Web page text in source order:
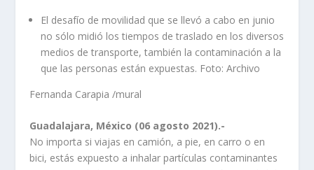
El desafío de movilidad que se llevó a cabo en junio
no sólo midió los tiempos de traslado en los diversos
medios de transporte, también la contaminación a la
que las personas están expuestas. Foto: Archivo
Fernanda Carapia /mural
Guadalajara, México (06 agosto 2021).-
No importa si viajas en camión, a pie, en carro o en
bici, estás expuesto a inhalar partículas contaminantes